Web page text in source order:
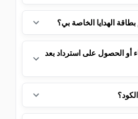
الهدايا الخاصة بي؟
الحصول على استرداد بعد